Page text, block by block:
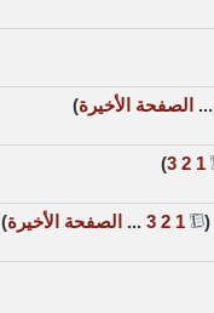
... الصفحة الأخيرة)
1
2
3
)
(
1
2
3
... الصفحة الأخيرة)